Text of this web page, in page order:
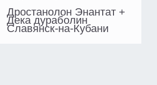
Дростанолон Энантат +
Дека дураболин
Славянск-на-Кубани